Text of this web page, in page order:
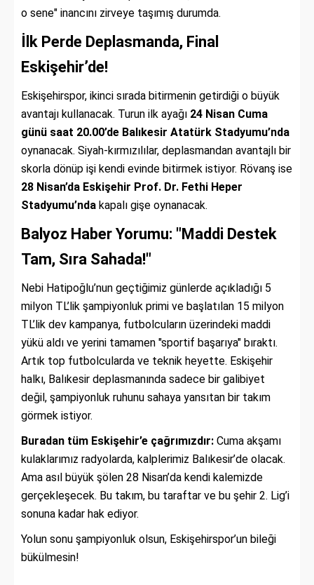
o sene" inancını zirveye taşımış durumda.
İlk Perde Deplasmanda, Final
Eskişehir’de!
Eskişehirspor, ikinci sırada bitirmenin getirdiği o büyük
avantajı kullanacak. Turun ilk ayağı 24 Nisan Cuma
günü saat 20.00’de Balıkesir Atatürk Stadyumu’nda
oynanacak. Siyah-kırmızılılar, deplasmandan avantajlı bir
skorla dönüp işi kendi evinde bitirmek istiyor. Rövanş ise
28 Nisan’da Eskişehir Prof. Dr. Fethi Heper
Stadyumu’nda kapalı gişe oynanacak.
Balyoz Haber Yorumu: "Maddi Destek
Tam, Sıra Sahada!"
Nebi Hatipoğlu’nun geçtiğimiz günlerde açıkladığı 5
milyon TL’lik şampiyonluk primi ve başlatılan 15 milyon
TL’lik dev kampanya, futbolcuların üzerindeki maddi
yükü aldı ve yerini tamamen "sportif başarıya" bıraktı.
Artık top futbolcularda ve teknik heyette. Eskişehir
halkı, Balıkesir deplasmanında sadece bir galibiyet
değil, şampiyonluk ruhunu sahaya yansıtan bir takım
görmek istiyor.
Buradan tüm Eskişehir’e çağrımızdır: Cuma akşamı
kulaklarımız radyolarda, kalplerimiz Balıkesir’de olacak.
Ama asıl büyük şölen 28 Nisan’da kendi kalemizde
gerçekleşecek. Bu takım, bu taraftar ve bu şehir 2. Lig’i
sonuna kadar hak ediyor.
Yolun sonu şampiyonluk olsun, Eskişehirspor’un bileği
bükülmesin!